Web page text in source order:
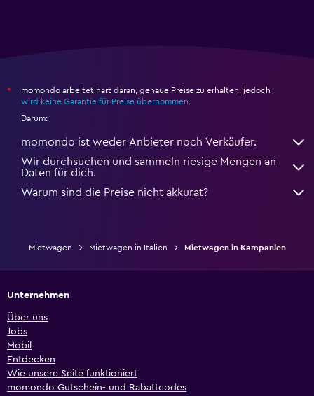
*
momondo arbeitet hart daran, genaue Preise zu erhalten, jedoch
wird keine Garantie für Preise übernommen.
Darum:
momondo ist weder Anbieter noch Verkäufer.
Wir durchsuchen und sammeln riesige Mengen an
Daten für dich.
Warum sind die Preise nicht akkurat?
Mietwagen Mietwagen in Italien Mietwagen in Kampanien
Unternehmen
Über uns
Jobs
Mobil
Entdecken
Wie unsere Seite funktioniert
momondo Gutschein- und Rabattcodes